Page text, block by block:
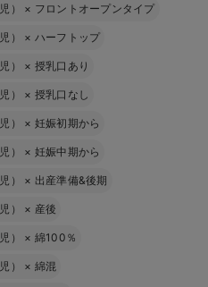
） × フロントオープンタイプ
） × ハーフトップ
） × 授乳口あり
） × 授乳口なし
） × 妊娠初期から
） × 妊娠中期から
） × 出産準備&後期
） × 産後
） × 綿100％
） × 綿混